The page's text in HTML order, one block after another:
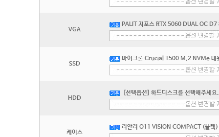
VGA
PALIT 지포스 RTX 5060 DUAL OC D7
SSD
마이크론 Crucial T500 M.2 NVMe 대
HDD
[선택옵션] 하드디스크를 선택해주세요.
케이스
리안리 O11 VISION COMPACT (블랙)